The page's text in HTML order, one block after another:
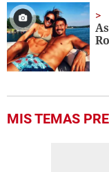
MIS TEMAS